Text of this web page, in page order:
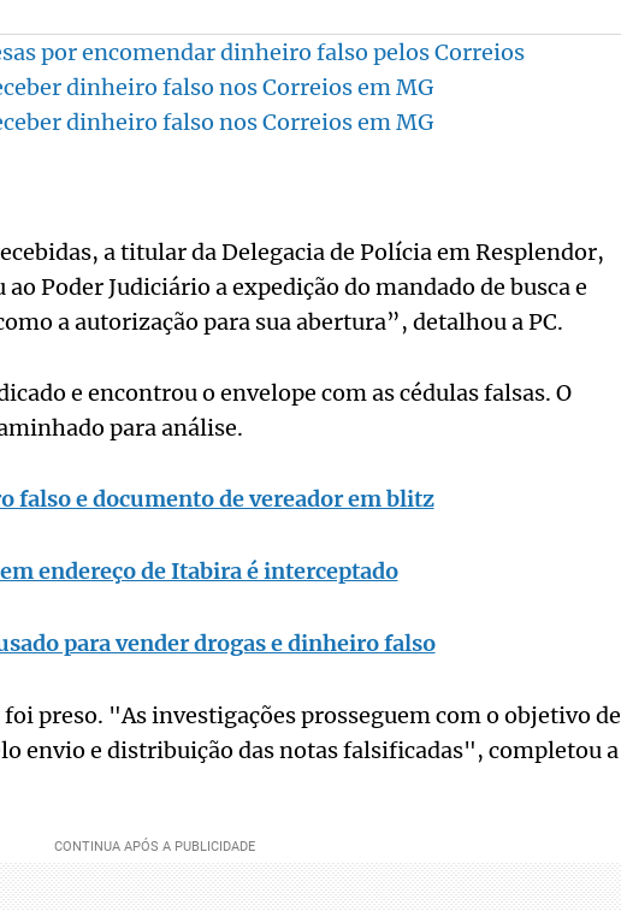
por encomendar dinheiro falso pelos Correios
dinheiro falso nos Correios em MG
dinheiro falso nos Correios em MG
a titular da Delegacia de Polícia em Resplendor,
Poder Judiciário a expedição do mandado de busca e
a autorização para sua abertura”, detalhou a PC.
e encontrou o envelope com as cédulas falsas. O
para análise.
falso e documento de vereador em blitz
endereço de Itabira é interceptado
para vender drogas e dinheiro falso
preso. "As investigações prosseguem com o objetivo de
envio e distribuição das notas falsificadas", completou a